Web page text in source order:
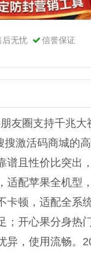
后无忧 信誉保证
友圈支持千兆
搜激活码商城的
谱且性价比突出
适配苹果全机型
卡顿，适配全系
；开心果分身热
异，使用流畅。